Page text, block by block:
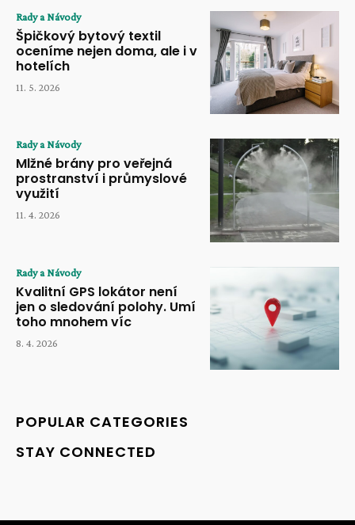
Rady a Návody
Špičkový bytový textil
oceníme nejen doma, ale i v
hotelích
11. 5. 2026
Rady a Návody
Mlžné brány pro veřejná
prostranství i průmyslové
využití
11. 4. 2026
Rady a Návody
Kvalitní GPS lokátor není
jen o sledování polohy. Umí
toho mnohem víc
8. 4. 2026
POPULAR CATEGORIES
STAY CONNECTED